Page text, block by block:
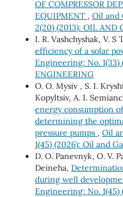
OF COMPRESSOR
EQUIPMENT , Oil and
2(20) (2013): OIL AND
I. R. Vashchyshak, V. S
efficiency of a solar
Engineering: No. 1(33)
ENGINEERING
О. O. Mysiv , S. I.
Kopyltsiv, А. I.
energy consumption
determining the
pressure pumps , Oil
1(45) (2026): Oil and
D. O. Panevnyk, O. V.
Deineha,
during well
Engineering: No. 1(45)